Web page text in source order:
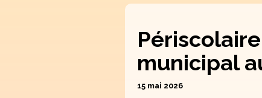
municipal
15 mai 2026